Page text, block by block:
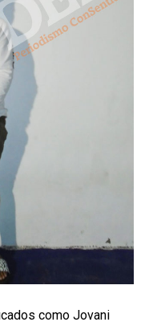
como Jovani